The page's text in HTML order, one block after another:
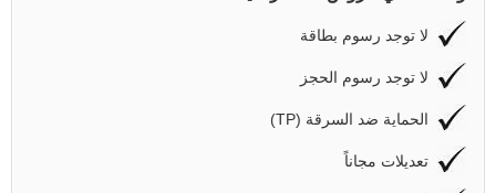
لا توجد رسوم بطاقة
لا توجد رسوم الحجز
(TP) الحماية ضد السرقة
تعديلات مجاناً